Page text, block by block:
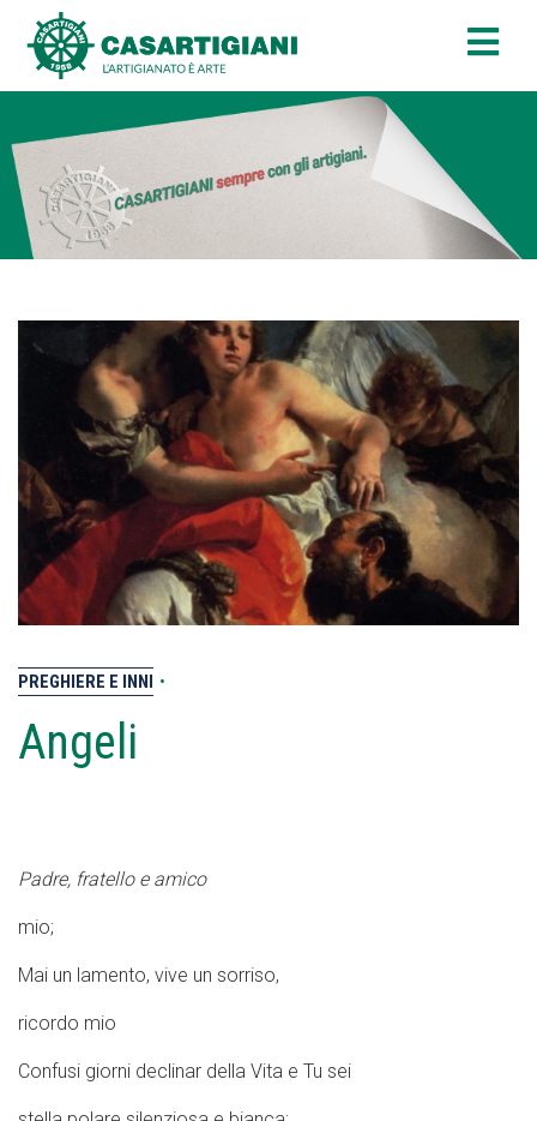
PREGHIERE E INNI •
Angeli
Padre, fratello e amico
mio;
Mai un lamento, vive un sorriso,
ricordo mio
Confusi giorni declinar della Vita e Tu sei